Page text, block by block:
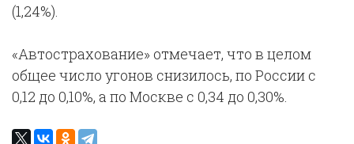
(1,24%).
«Автострахование» отмечает, что в целом
общее число угонов снизилось, по России с
0,12 до 0,10%, а по Москве с 0,34 до 0,30%.